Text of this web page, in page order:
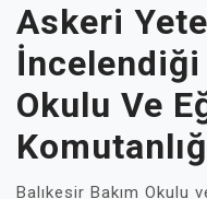
Askeri
İncelendiği
Okulu Ve
Balıkesir Bakım Okulu